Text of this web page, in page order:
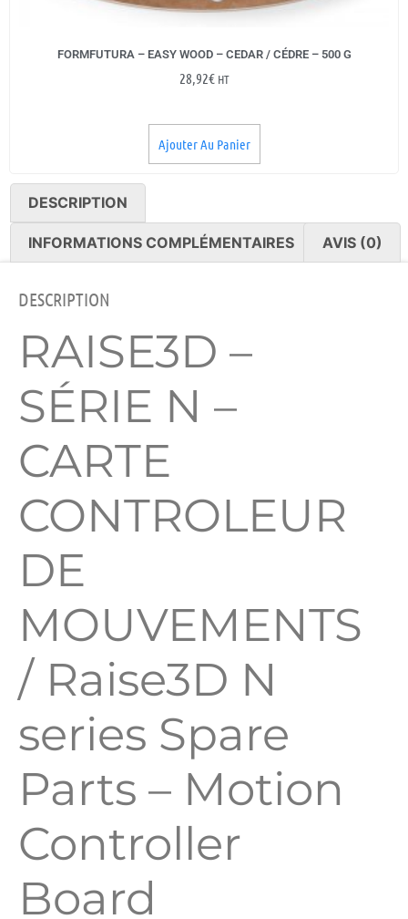
FORMFUTURA – EASY WOOD – CEDAR / CÉDRE – 500 G
28,92€ HT
Ajouter Au Panier
DESCRIPTION
INFORMATIONS COMPLÉMENTAIRES AVIS (0)
DESCRIPTION
RAISE3D –
SÉRIE N –
CARTE
CONTROLEUR
DE
MOUVEMENTS
/ Raise3D N
series Spare
Parts – Motion
Controller
Board